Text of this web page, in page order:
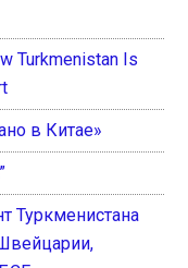
Turkmenistan Is
в Китае»
Туркменистана